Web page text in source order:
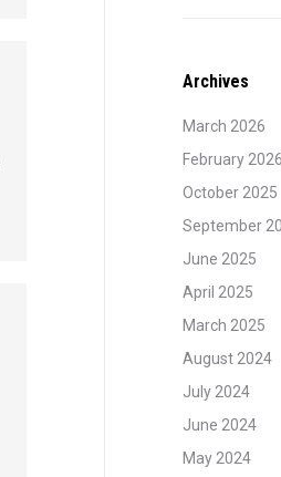
Archives
March 2026
February 2026
October 2025
September
June 2025
April 2025
March 2025
August 2024
July 2024
June 2024
May 2024